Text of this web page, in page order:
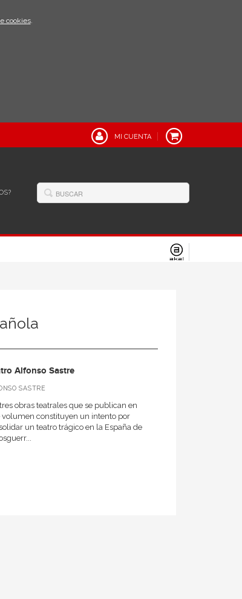
cookies.
MI CUENTA
Alfonso Sastre
SASTRE
obras teatrales que se publican en
volumen constituyen un intento por
un teatro trágico en la España de